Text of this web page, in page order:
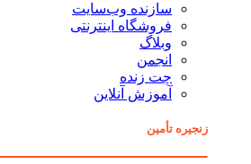
سازنده وب‌سایت
فروشگاه اینترنتی
وبلاگ
انجمن
چت زنده
آموزش آنلاین
زنجیره تأمین